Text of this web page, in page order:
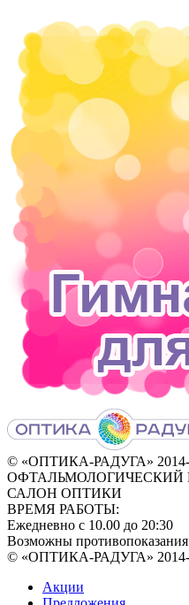
© «ОПТИКА-РАДУГА»
ОФТАЛЬМОЛОГИЧЕСКИЙ
САЛОН ОПТИКИ
ВРЕМЯ РАБОТЫ:
Ежедневно с 10.00 до 20:30
Возможны противопоказания
© «ОПТИКА-РАДУГА» 2014-
Акции